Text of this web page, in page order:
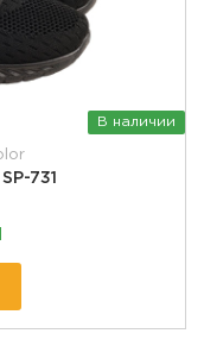
В наличии
731